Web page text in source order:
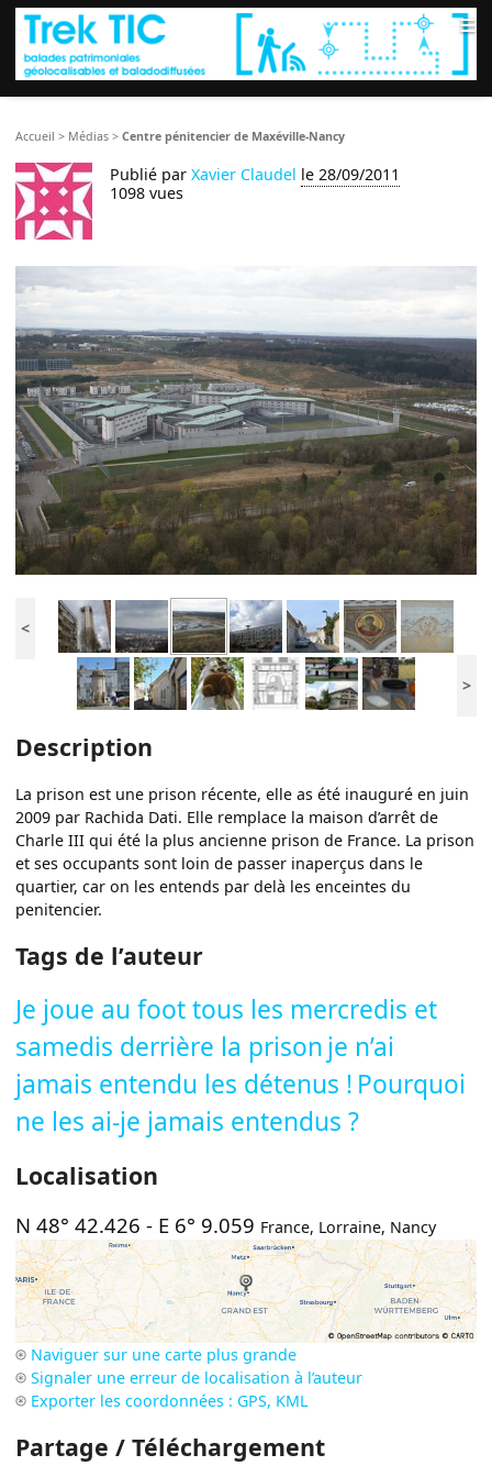
≡
Accueil > Médias >Centre pénitencier de Maxéville-Nancy
Publié parXavier Claudel le 28/09/2011
1098 vues
<
>
Description
La prison est une prison récente, elle as été inauguré en juin
2009 par Rachida Dati. Elle remplace la maison d’arrêt de
Charle III qui été la plus ancienne prison de France. La prison
et ses occupants sont loin de passer inaperçus dans le
quartier, car on les entends par delà les enceintes du
penitencier.
Tags de l’auteur
Je joue au foot tous les mercredis et
samedis derrière la prisonje n’ai
jamais entendu les détenus ! Pourquoi
ne les ai-je jamais entendus ?
Localisation
N 48° 42.426 - E 6° 9.059 France, Lorraine, Nancy
Naviguer sur une carte plus grande
Signaler une erreur de localisation à l’auteur
Exporter les coordonnées : GPS, KML
Partage / Téléchargement